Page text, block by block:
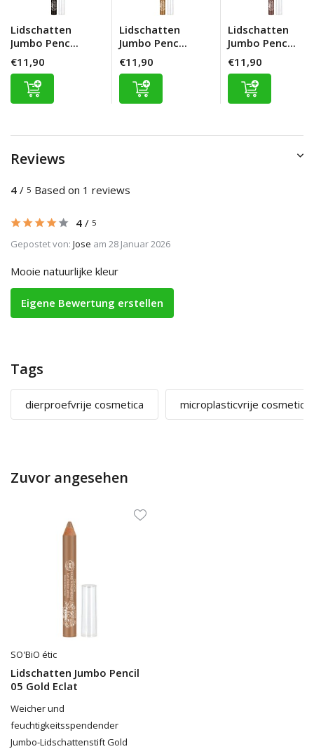
Lidschatten
Jumbo Penc...
€11,90
Lidschatten
Jumbo Penc...
€11,90
Lidschatten
Jumbo Penc...
€11,90
Reviews
4 / 5 Based on 1 reviews
4 / 5
Gepostet von: Jose am 28 Januar 2026
Mooie natuurlijke kleur
Eigene Bewertung erstellen
Tags
dierproefvrije cosmetica microplasticvrije cosmetica
Zuvor angesehen
SO'BiO étic
Lidschatten Jumbo Pencil
05 Gold Eclat
Weicher und
feuchtigkeitsspendender
Jumbo-Lidschattenstift Gold